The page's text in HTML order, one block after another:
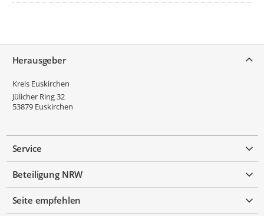
Herausgeber
Kreis Euskirchen
Jülicher Ring 32
53879 Euskirchen
Service
Beteiligung NRW
Seite empfehlen